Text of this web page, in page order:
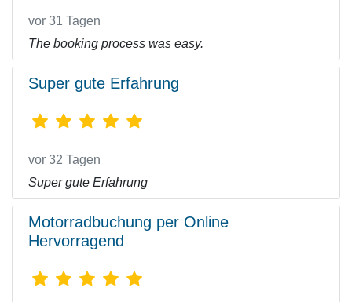
vor 31 Tagen
The booking process was easy.
Super gute Erfahrung
vor 32 Tagen
Super gute Erfahrung
Motorradbuchung per Online
Hervorragend